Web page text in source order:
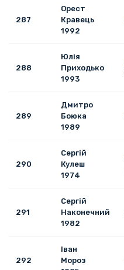
287
Орест
Кравець
1992
288
Юлія
Приходько
1993
289
Дмитро
Боюка
1989
290
Сергій
Кулеш
1974
291
Сергій
Наконечний
1982
292
Іван
Мороз